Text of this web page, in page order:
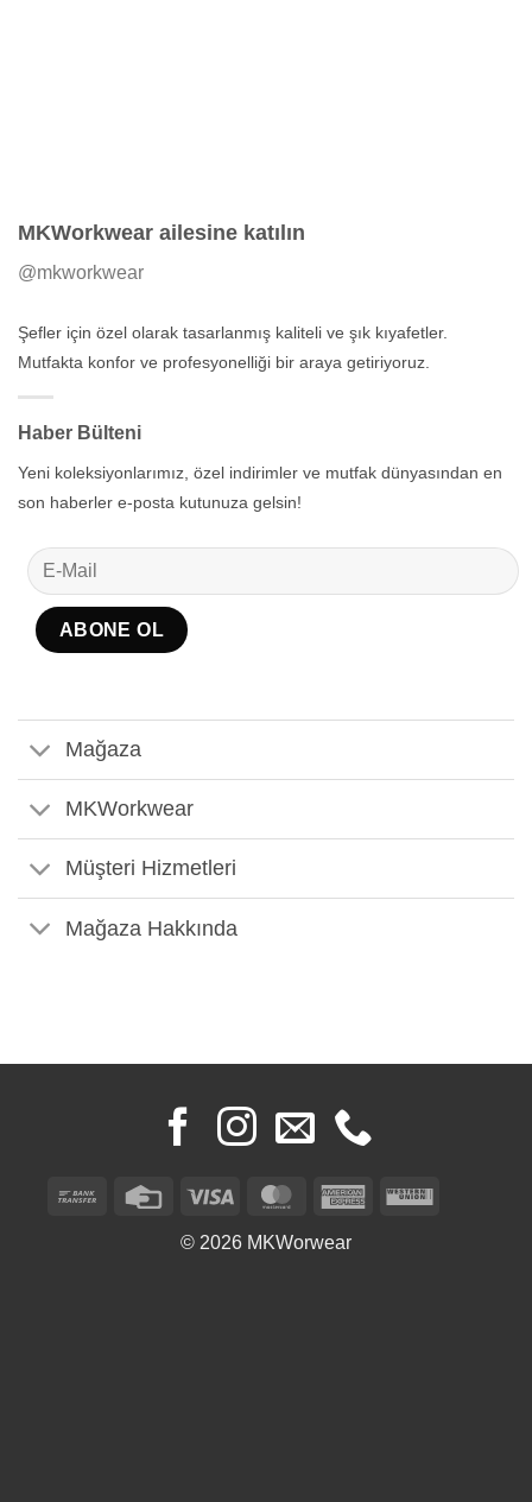
MKWorkwear ailesine katılın
@mkworkwear
Şefler için özel olarak tasarlanmış kaliteli ve şık kıyafetler.
Mutfakta konfor ve profesyonelliği bir araya getiriyoruz.
Haber Bülteni
Yeni koleksiyonlarımız, özel indirimler ve mutfak dünyasından en
son haberler e-posta kutunuza gelsin!
Mağaza
MKWorkwear
Müşteri Hizmetleri
Mağaza Hakkında
Bank
Credit
Visa MasterCardAmericanWestern
© 2026 MKWorwear